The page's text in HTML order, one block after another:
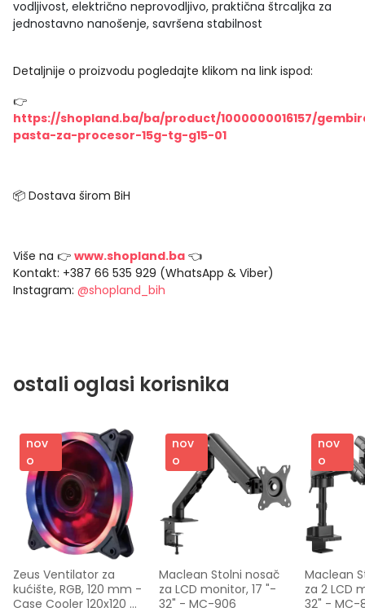
vodljivost, električno neprovodljivo, praktična štrcaljka za
jednostavno nanošenje, savršena stabilnost
Detaljnije o proizvodu pogledajte klikom na link ispod:
👉
https://shopland.ba/ba/product/1000000016157/
pasta-za-procesor-15g-tg-g15-01
📦 Dostava širom BiH
Više na 👉 www.shopland.ba 👈
Kontakt: +387 66 535 929 (WhatsApp & Viber)
Instagram: @shopland_bih
ostali oglasi korisnika
nov
o
Zeus Ventilator za
kućište, RGB, 120 mm -
Case Cooler 120x120
nov
o
Maclean Stolni nosač
za LCD monitor, 17 "-
32" - MC-906
nov
o
Maclean
za 2 LCD
32" - MC-